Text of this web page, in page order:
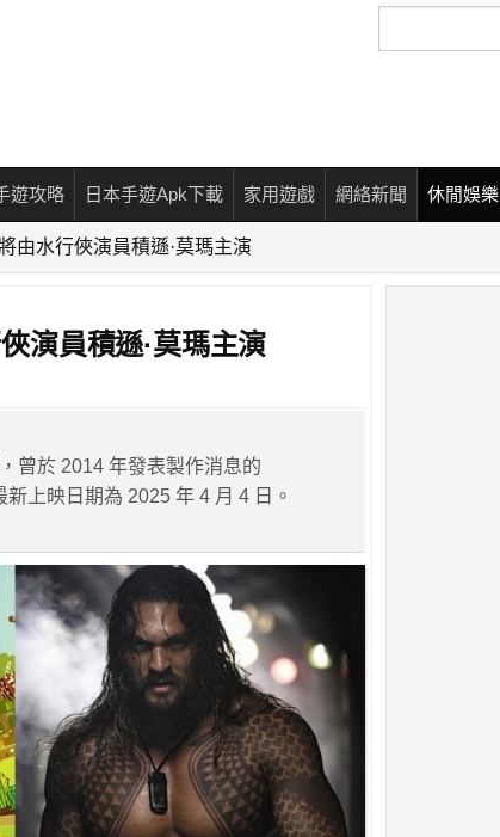
尋
遊攻略 日本手遊Apk下載 家用遊戲 網絡新聞 休閒娛樂
由水行俠演員積遜·莫瑪主演
演員積遜·莫瑪主演
曾於 2014 年發表製作消息的
新上映日期為 2025 年 4 月 4 日。